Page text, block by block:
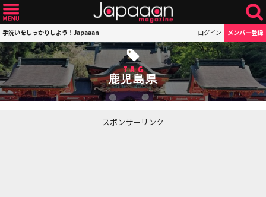
手洗いをしっかりしよう！Japaaan ログイン メンバー登録
TAG
鹿児島県
スポンサーリンク